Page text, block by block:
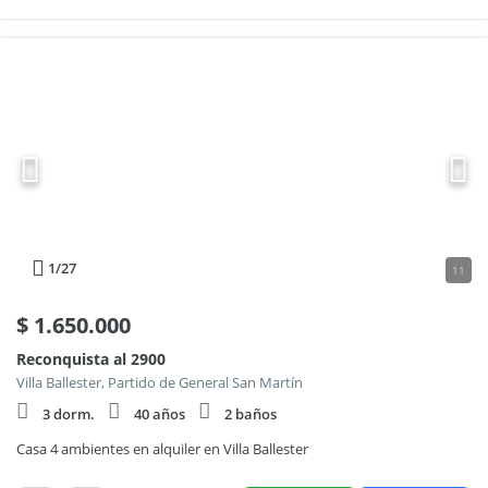
1/27 11
$ 1.650.000
Reconquista al 2900
Villa Ballester, Partido de General San Martín
3 dorm.
40 años
2 baños
Casa 4 ambientes en alquiler en Villa Ballester